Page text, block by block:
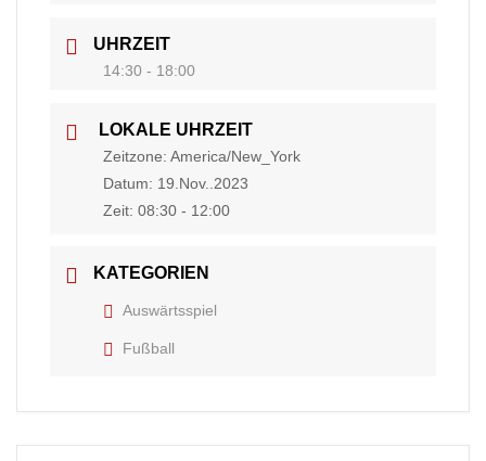
UHRZEIT
14:30 - 18:00
LOKALE UHRZEIT
Zeitzone: America/New_York
Datum: 19.Nov..2023
Zeit: 08:30 - 12:00
KATEGORIEN
Auswärtsspiel
Fußball